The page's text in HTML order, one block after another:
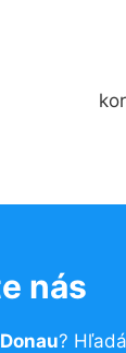
nás
?